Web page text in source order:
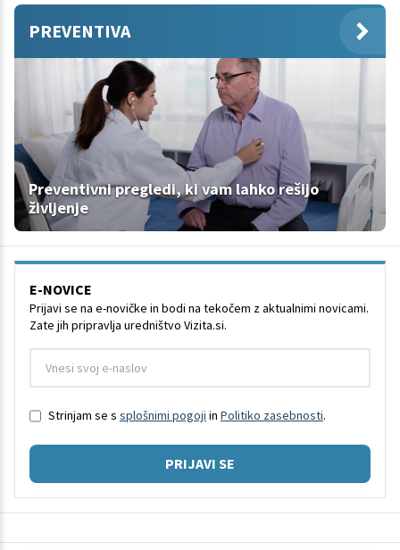
PREVENTIVA
Preventivni pregledi, ki vam lahko rešijo
življenje
E-NOVICE
Prijavi se na e-novičke in bodi na tekočem z aktualnimi novicami.
Zate jih pripravlja uredništvo Vizita.si.
Strinjam se s splošnimi pogoji in Politiko zasebnosti.
PRIJAVI SE